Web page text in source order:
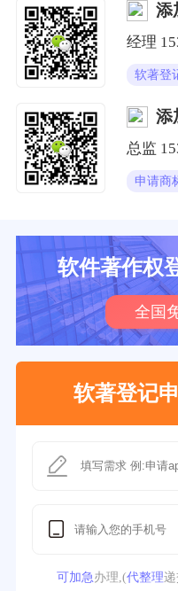
添
经理
软著登
添
总监
申请商
软件著作权
全国
软著登记
可加急办理,(代整理